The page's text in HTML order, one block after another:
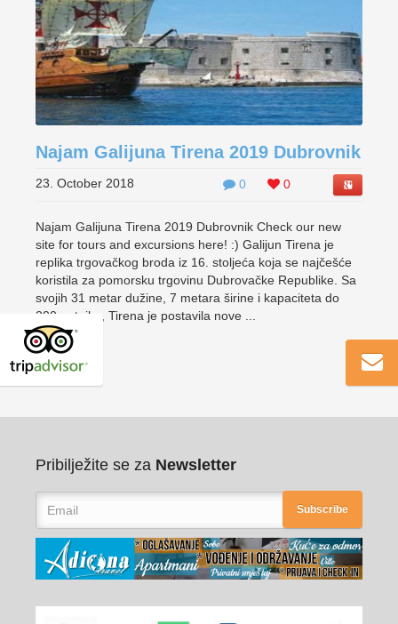
Najam Galijuna Tirena 2019 Dubrovnik
0 0
23. October 2018
Najam Galijuna Tirena 2019 Dubrovnik Check our new
site for tours and excursions here! :) Galijun Tirena je
replika trgovačkog broda iz 16. stoljeća koja se najčešće
koristila za pomorsku trgovinu Dubrovačke Republike. Sa
svojih 31 metar dužine, 7 metara širine i kapaciteta do
200 putnika, Tirena je postavila nove ...
Read More
Pribilježite se za Newsletter
Subscribe